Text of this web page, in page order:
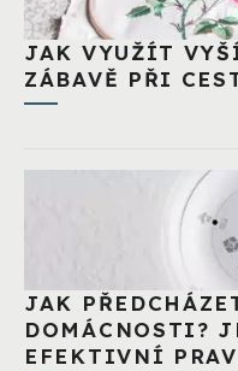
JAK VYUŽÍT
ZÁBAVĚ PŘI
JAK
DOMÁCNOSTI?
EFEKTIVNÍ